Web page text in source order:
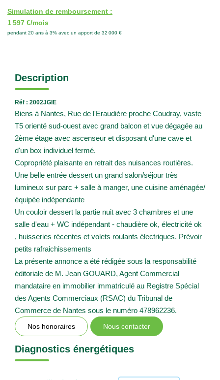
Simulation de remboursement :
1 597 €/mois
pendant 20 ans à 3% avec un apport de 32 000 €
Description
Réf : 2002JGIE
Biens à Nantes, Rue de l'Eraudière proche Coudray, vaste
T5 orienté sud-ouest avec grand balcon et vue dégagée au
2ème étage avec ascenseur et disposant d'une cave et
d'un box individuel fermé.
Copropriété plaisante en retrait des nuisances routières.
Une belle entrée dessert un grand salon/séjour très
lumineux sur parc + salle à manger, une cuisine aménagée/
équipée indépendante
Un couloir dessert la partie nuit avec 3 chambres et une
salle d'eau + WC indépendant - chaudière ok, électricité ok
, huisseries récentes et volets roulants électriques. Prévoir
petits rafraichissements
La présente annonce a été rédigée sous la responsabilité
éditoriale de M. Jean GOUARD, Agent Commercial
mandataire en immobilier immatriculé au Registre Spécial
des Agents Commerciaux (RSAC) du Tribunal de
Commerce de Nantes sous le numéro 478962236.
Nos honoraires Nous contacter
Diagnostics énergétiques